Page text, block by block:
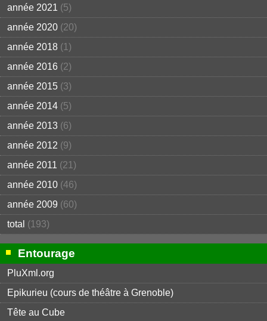
année 2021 (5)
année 2020 (20)
année 2018 (1)
année 2016 (2)
année 2015 (3)
année 2014 (5)
année 2013 (6)
année 2012 (9)
année 2011 (21)
année 2010 (46)
année 2009 (60)
total (193)
Entourage
PluXml.org
Epikurieu (cours de théâtre à Grenoble)
Tête au Cube